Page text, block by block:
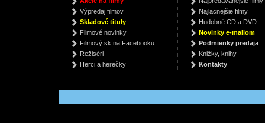
The Police
€ 26.69
Motörhead
€ 22.19
Výpredaj filmov
Skladové tituly
Filmové novinky
Filmový.sk na Facebooku
Režiséri
Herci a herečky
Najlacnejšie filmy
Hudobné CD a DVD
Novinky e-mailom
Podmienky predaja
Knižky, knihy
Kontakty